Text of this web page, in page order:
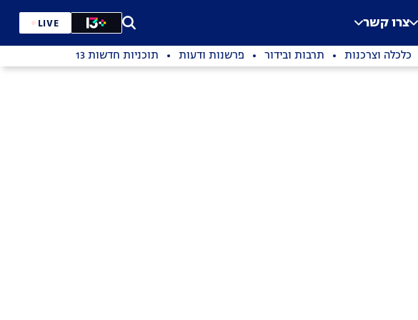
צרו קשר LIVE
כלכלה וצרכנות תרבות ובידור פרשנות ודעות תוכניות חדשות 13